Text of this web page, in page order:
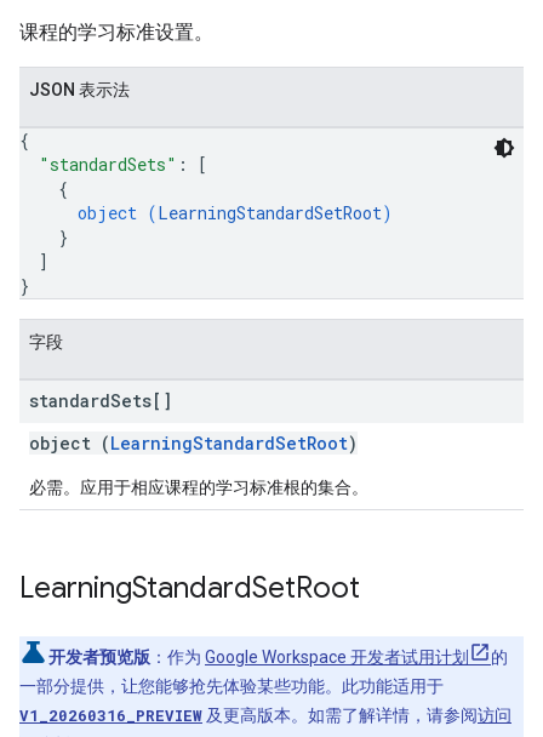
课程的学习标准设置。
JSON 表示法
{
"standardSets" :
[
{
object (LearningStandardSetRoot)
}
]
}
字段
standardSets[]
object (LearningStandardSetRoot)
必需。应用于相应课程的学习标准根的集合。
LearningStandardSetRoot
开发者预览版 ：作为 Google Workspace 开发者试用计划
的
一部分提供，让您能够抢先体验某些功能。此功能适用于
V1_20260316_PREVIEW 及更高版本。如需了解详情，请参阅访问